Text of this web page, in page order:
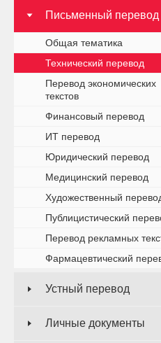
Письменный перевод
Общая тематика
Технический перевод
Перевод экономических
текстов
Финансовый перевод
ИТ перевод
Юридический перевод
Медицинский перевод
Художественный
Публицистический
Перевод рекламных
Фармацевтический
Устный перевод
Личные документы